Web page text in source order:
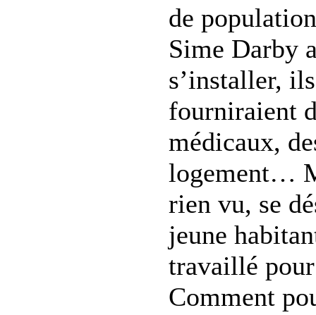
de
Sime Darby
s’installer,
fourniraient
médicaux,
logement…
rien vu, se
jeune
travaillé
Comment